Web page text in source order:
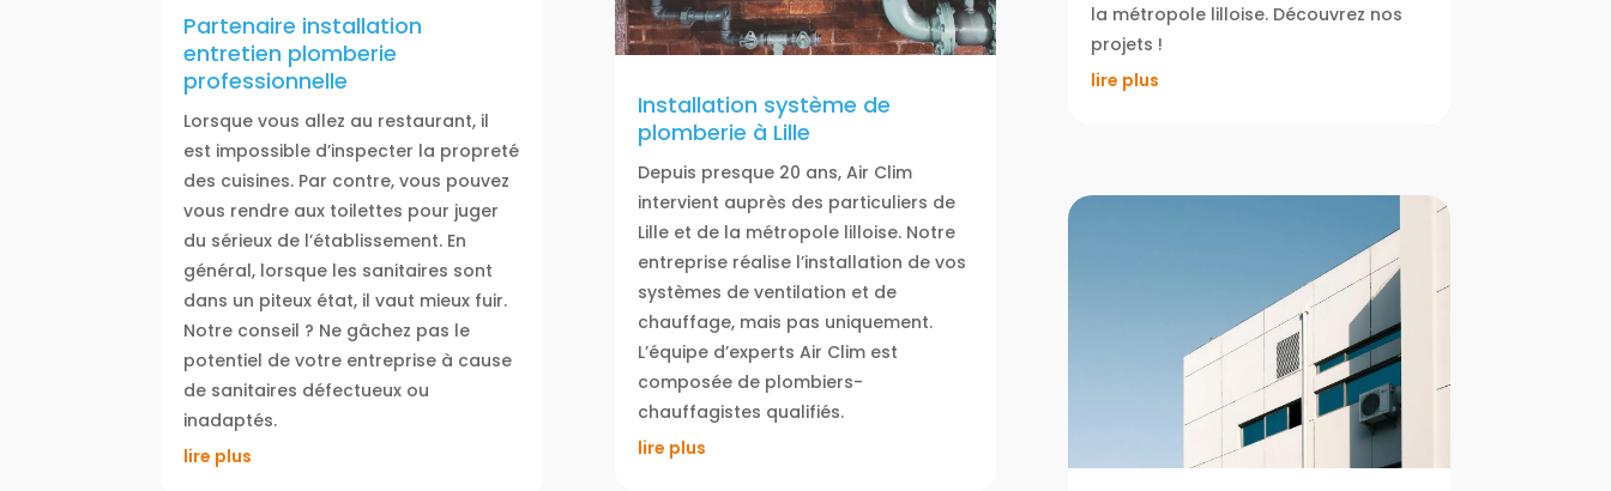
Partenaire installation
entretien plomberie
professionnelle
Lorsque vous allez au restaurant, il
est impossible d’inspecter la propreté
des cuisines. Par contre, vous pouvez
vous rendre aux toilettes pour juger
du sérieux de l’établissement. En
général, lorsque les sanitaires sont
dans un piteux état, il vaut mieux fuir.
Notre conseil ? Ne gâchez pas le
potentiel de votre entreprise à cause
de sanitaires défectueux ou
inadaptés.
lire plus
Installation système de
plomberie à Lille
Depuis presque 20 ans, Air Clim
intervient auprès des particuliers de
Lille et de la métropole lilloise. Notre
entreprise réalise l’installation de vos
systèmes de ventilation et de
chauffage, mais pas uniquement.
L’équipe d’experts Air Clim est
composée de plombiers-
chauffagistes qualifiés.
lire plus
la métropole lilloise. Découvrez nos
projets !
lire plus